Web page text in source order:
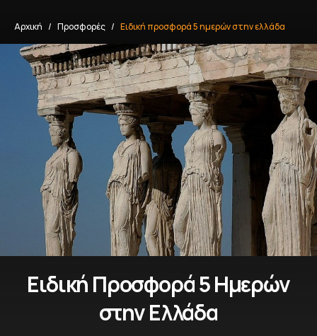
Αρχική Προσφορές Ειδική προσφορά 5 ημερών στην ελλάδα
Ειδική Προσφορά 5 Ημερών
στην Ελλάδα